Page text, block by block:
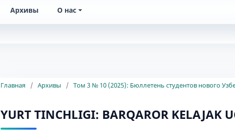
Архивы О нас
Главная / Архивы / Том 3 № 10 (2025): Бюллетень студентов нового
YURT TINCHLIGI: BARQAROR KELAJAK